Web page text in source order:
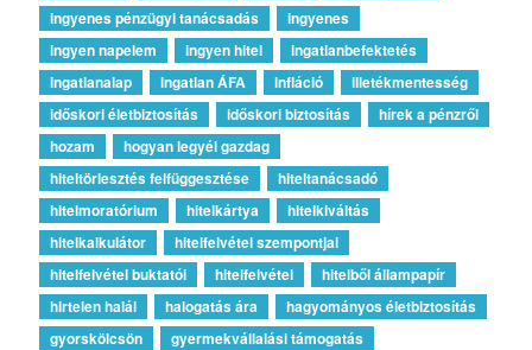
ingyenes pénzügyi tanácsadás
ingyenes
ingyen napelem
ingyen hitel
ingatlanbefektetés
ingatlanalap
ingatlan ÁFA infláció
illetékmentesség
időskori életbiztosítás
időskori biztosítás
hírek a pénzről
hozam
hogyan legyél gazdag
hiteltörlesztés felfüggesztése
hiteltanácsadó
hitelmoratórium
hitelkártya
hitelkiváltás
hitelkalkulátor
hitelfelvétel szempontjai
hitelfelvétel buktatói
hitelfelvétel
hitelből állampapír
hirtelen halál
halogatás ára
hagyományos életbiztosítás
gyorskölcsön
gyermekvállalási támogatás